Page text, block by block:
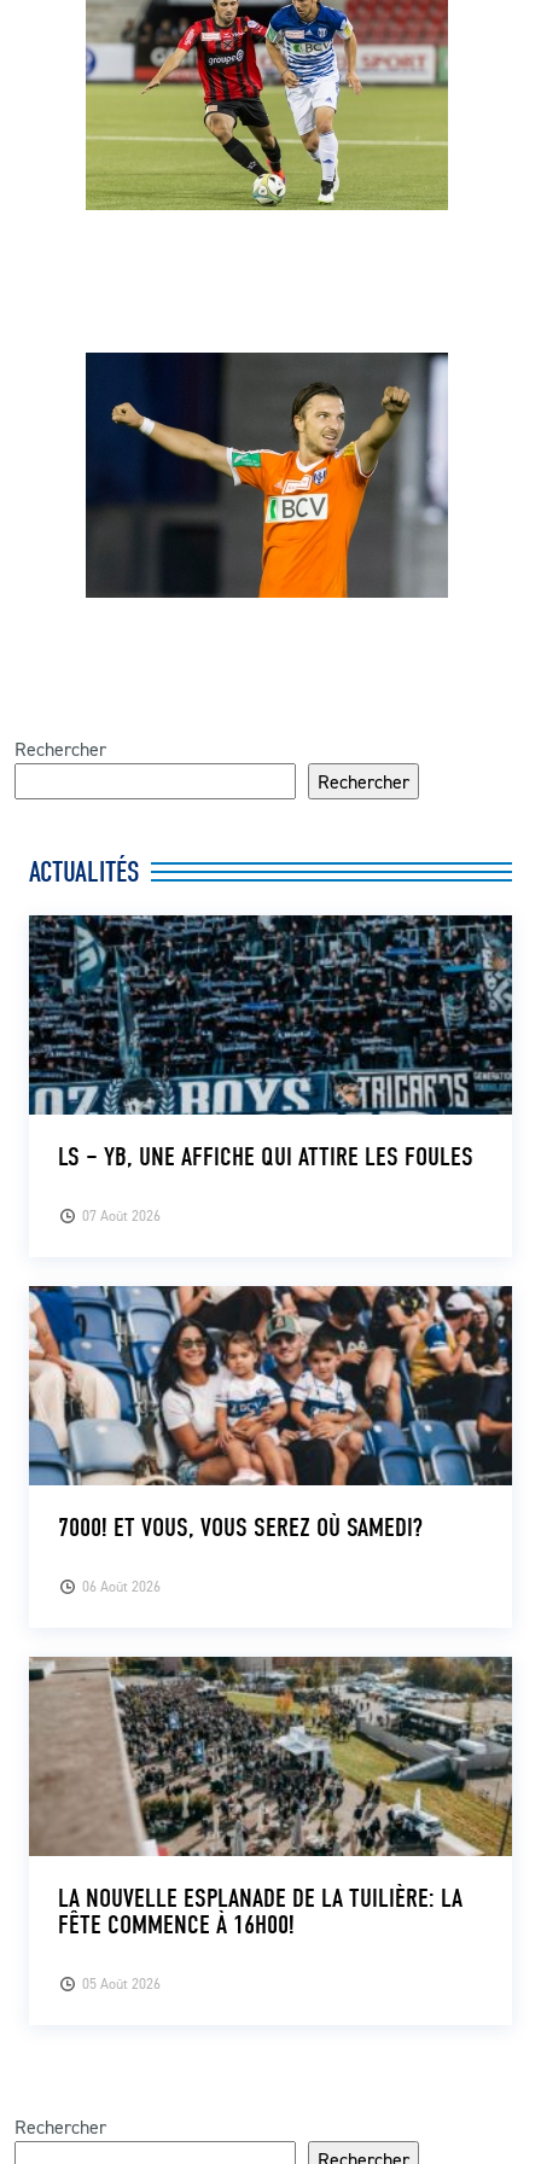
Rechercher
Rechercher
ACTUALITÉS
07 Août 2026
LS – YB, UNE AFFICHE QUI ATTIRE LES FOULES
06 Août 2026
7000! ET VOUS, VOUS SEREZ OÙ SAMEDI?
05 Août 2026
LA NOUVELLE ESPLANADE DE LA TUILIÈRE: LA
FÊTE COMMENCE À 16H00!
Rechercher
Rechercher